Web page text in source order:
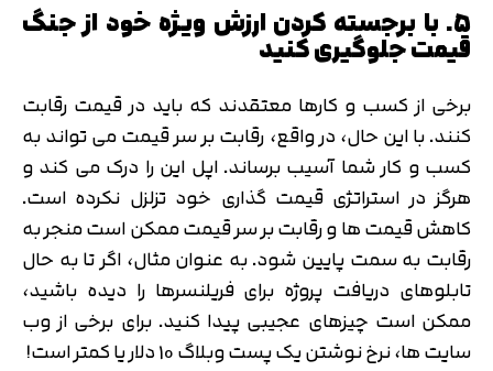
۵. با برجسته کردن ارزش ویژه خود از جنگ
قیمت جلوگیری کنید
برخی از کسب و کارها معتقدند که باید در قیمت رقابت
کنند. با این حال، در واقع، رقابت بر سر قیمت می تواند به
کسب و کار شما آسیب برساند. اپل این را درک می کند و
هرگز در استراتژی قیمت گذاری خود تزلزل نکرده است.
کاهش قیمت ها و رقابت بر سر قیمت ممکن است منجر به
رقابت به سمت پایین شود. به عنوان مثال، اگر تا به حال
تابلوهای دریافت پروژه برای فریلنسرها را دیده باشید،
ممکن است چیزهای عجیبی پیدا کنید. برای برخی از وب
سایت ها، نرخ نوشتن یک پست وبلاگ 10 دلار یا کمتر است!